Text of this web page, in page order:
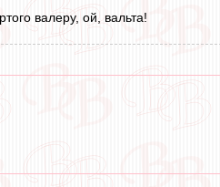
валеру, ой, вальта!